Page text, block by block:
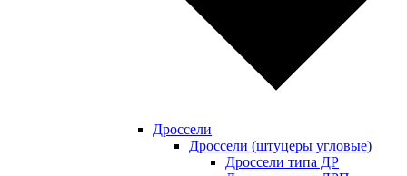
Дроссели
Дроссели (штуцеры угловые)
Дроссели типа ДР